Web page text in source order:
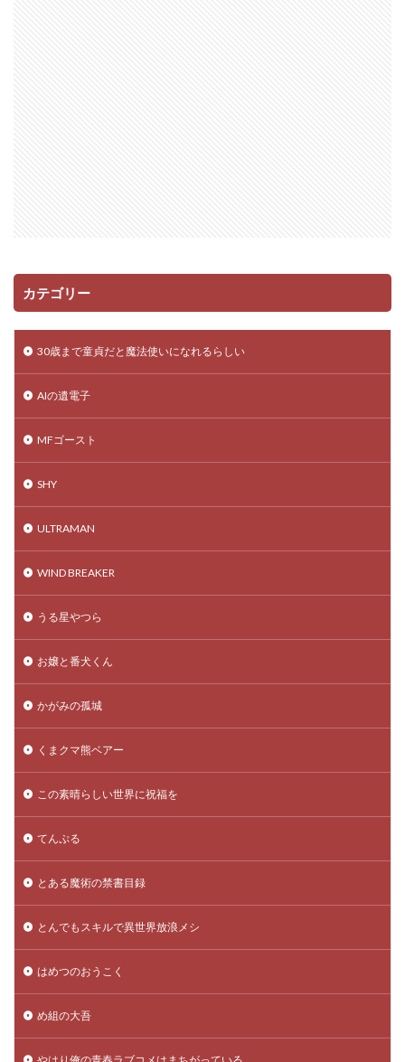
カテゴリー
30歳まで童貞だと魔法使いになれるらしい
AIの遺電子
MFゴースト
SHY
ULTRAMAN
WIND BREAKER
うる星やつら
お嬢と番犬くん
かがみの孤城
くまクマ熊ベアー
この素晴らしい世界に祝福を
てんぷる
とある魔術の禁書目録
とんでもスキルで異世界放浪メシ
はめつのおうこく
め組の大吾